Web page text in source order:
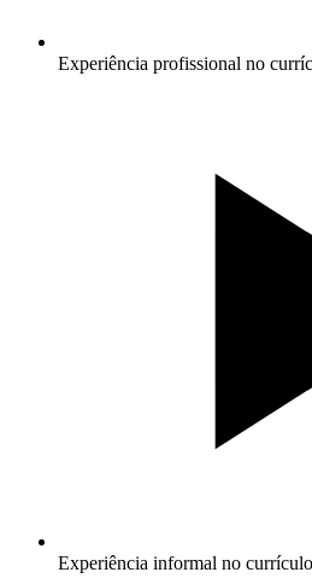
Experiência profissional no
Experiência informal no